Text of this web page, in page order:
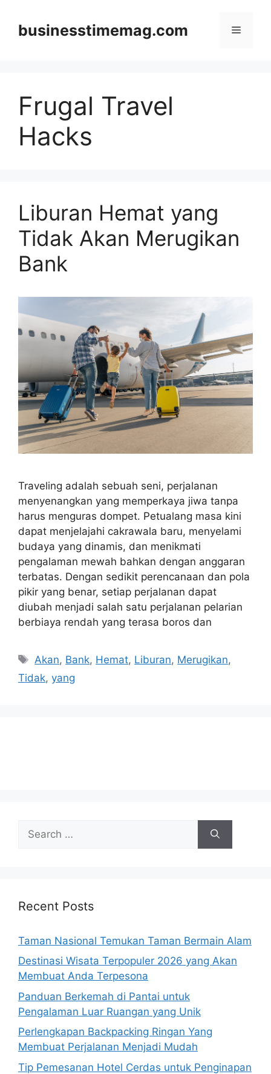
contentbusinesstimemag.com Menu
Frugal Travel
Hacks
Liburan Hemat yang
Tidak Akan Merugikan
Bank
Traveling adalah sebuah seni, perjalanan
menyenangkan yang memperkaya jiwa tanpa
harus menguras dompet. Petualang masa kini
dapat menjelajahi cakrawala baru, menyelami
budaya yang dinamis, dan menikmati
pengalaman mewah bahkan dengan anggaran
terbatas. Dengan sedikit perencanaan dan pola
pikir yang benar, setiap perjalanan dapat
diubah menjadi salah satu perjalanan pelarian
berbiaya rendah yang terasa boros dan
Tags
Akan, Bank, Hemat, Liburan, Merugikan,
Tidak, yang
for:
Recent Posts
Taman Nasional Temukan Taman Bermain Alam
Destinasi Wisata Terpopuler 2026 yang Akan
Membuat Anda Terpesona
Panduan Berkemah di Pantai untuk
Pengalaman Luar Ruangan yang Unik
Perlengkapan Backpacking Ringan Yang
Membuat Perjalanan Menjadi Mudah
Tip Pemesanan Hotel Cerdas untuk Penginapan